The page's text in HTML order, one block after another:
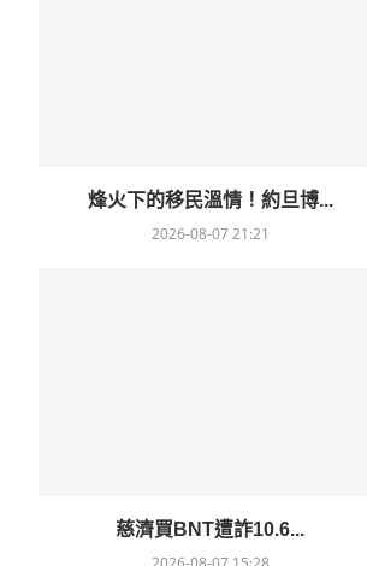
烽火下的移民溫情！約旦博...
2026-08-07 21:21
慈濟買BNT遭詐10.6...